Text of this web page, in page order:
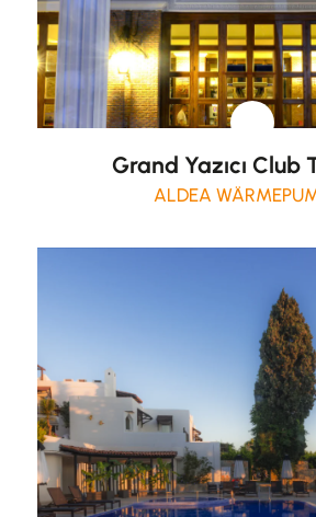
Grand Yazıcı Club
ALDEA